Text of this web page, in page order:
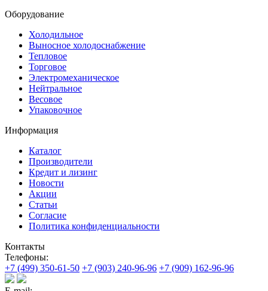
Оборудование
Холодильное
Выносное холодоснабжение
Тепловое
Торговое
Электромеханическое
Нейтральное
Весовое
Упаковочное
Информация
Каталог
Производители
Кредит и лизинг
Новости
Акции
Статьи
Согласие
Политика конфиденциальности
Контакты
Телефоны:
+7 (499) 350-61-50 +7 (903) 240-96-96 +7 (909) 162-96-96